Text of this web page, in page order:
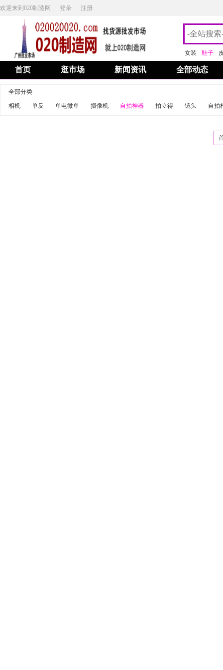
欢迎来到020制造网 登录 注册
女装 鞋子
首页 逛市场 新闻资讯 全部动态
全部分类
相机
单反 单电微单 摄像机 自拍神器 拍立得 镜头 自拍